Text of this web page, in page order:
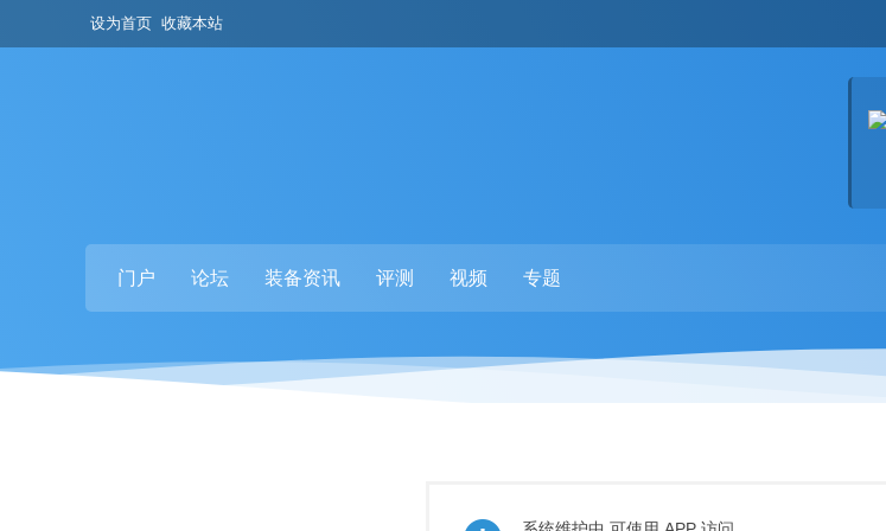
设为首页 收藏本站
门户 论坛 装备资讯 评测 视频 专题